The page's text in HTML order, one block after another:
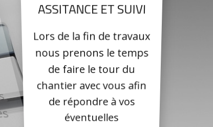
ASSITANCE ET SUIVI
Lors de la fin de travaux
nous prenons le temps
de faire le tour du
chantier avec vous afin
de répondre à vos
éventuelles